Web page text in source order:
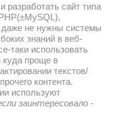
разработать сайт типа
не нужны системы
знаний в веб-
таки использовать
куда проще в
текстов/
контента.
используют
заинтересовало -